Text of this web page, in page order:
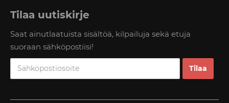
Tilaa uutiskirje
Saat ainutlaatuista sisältöä, kilpailuja sekä etuja
suoraan sähköpostiisi!